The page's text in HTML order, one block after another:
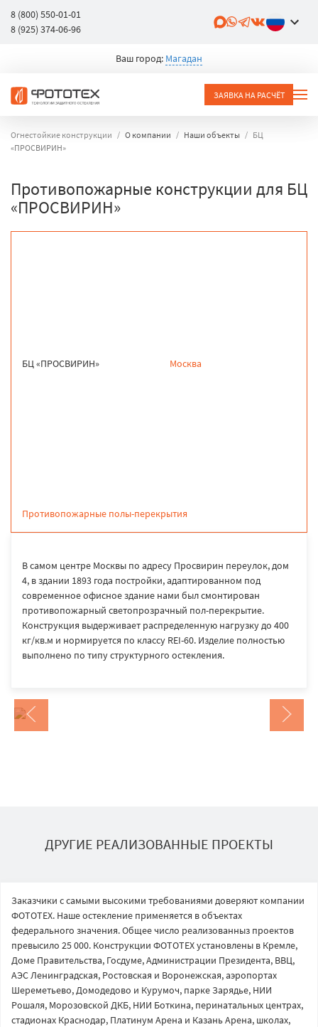
8 (800) 550-01-01
8 (925) 374-06-96
Ваш город: Магадан
ЗАЯВКА НА РАСЧЁТ
Огнестойкие конструкции О компании Наши объекты
БЦ
«ПРОСВИРИН»
Противопожарные конструкции для БЦ
«ПРОСВИРИН»
БЦ «ПРОСВИРИН» Москва
Противопожарные полы-перекрытия
В самом центре Москвы по адресу Просвирин переулок, дом
4, в здании 1893 года постройки, адаптированном под
современное офисное здание нами был смонтирован
противопожарный светопрозрачный пол-перекрытие.
Конструкция выдерживает распределенную нагрузку до 400
кг/кв.м и нормируется по классу REI-60. Изделие полностью
выполнено по типу структурного остекления.
ДРУГИЕ РЕАЛИЗОВАННЫЕ ПРОЕКТЫ
Заказчики с самыми высокими требованиями доверяют компании
ФОТОТЕХ. Наше остекление применяется в объектах
федерального значения. Общее число реализованныз проектов
превысило 25 000. Конструкции ФОТОТЕХ установлены в Кремле,
Доме Правительства, Госдуме, Администрации Президента, ВВЦ,
АЭС Ленинградская, Ростовская и Воронежская, аэропортах
Шереметьево, Домодедово и Курумоч, парке Зарядье, НИИ
Рошаля, Морозовской ДКБ, НИИ Боткина, перинатальных центрах,
стадионах Краснодар, Платинум Арена и Казань Арена, школах,